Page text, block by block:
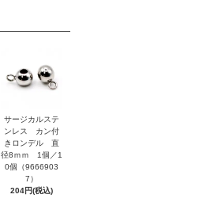
サージカルステ
ンレス カン付
きロンデル 直
径8ｍｍ 1個／1
0個（9666903
7）
204円(税込)